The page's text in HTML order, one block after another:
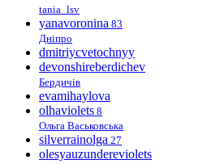
tania_lsv
yanavoronina 83
Дніпро
dmitriycvetochnyy
devonshireberdichev
Бердичів
evamihaylova
olhaviolets 8
Ольга Васьковська
silverrainolga 27
olesyauzundereviolets